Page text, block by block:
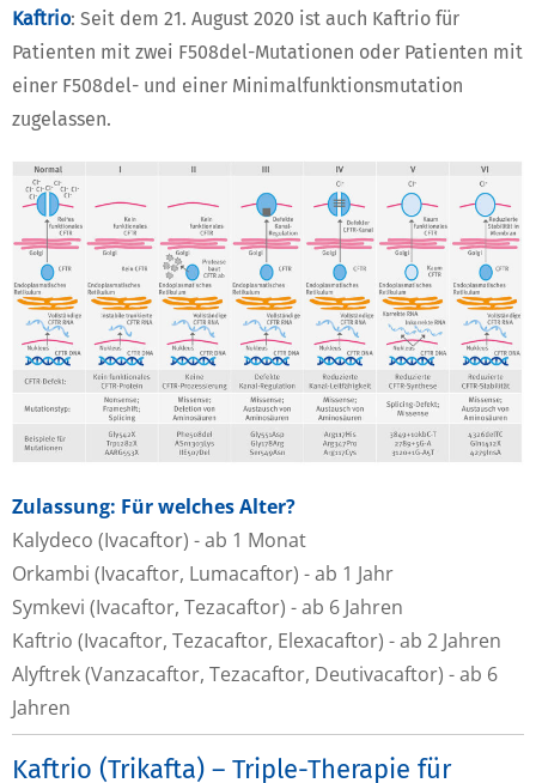
Kaftrio: Seit dem 21. August 2020 ist auch Kaftrio für
Patienten mit zwei F508del-Mutationen oder Patienten mit
einer F508del- und einer Minimalfunktionsmutation
zugelassen.
Zulassung: Für welches Alter?
Kalydeco (Ivacaftor) - ab 1 Monat
Orkambi (Ivacaftor, Lumacaftor) - ab 1 Jahr
Symkevi (Ivacaftor, Tezacaftor) - ab 6 Jahren
Kaftrio (Ivacaftor, Tezacaftor, Elexacaftor) - ab 2 Jahren
Alyftrek (Vanzacaftor, Tezacaftor, Deutivacaftor) - ab 6
Jahren
Kaftrio (Trikafta) – Triple-Therapie für